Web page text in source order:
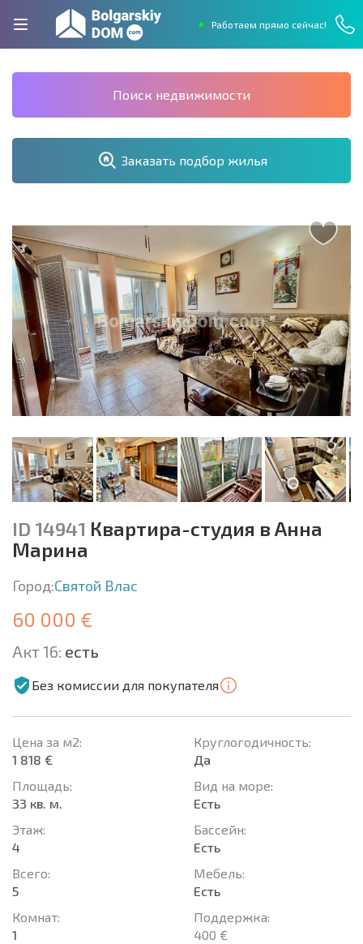
Работаем прямо сейчас!
Поиск недвижимости
Заказать подбор жилья
ID 14941 Квартира-студия в Анна
Марина
Город:Святой Влас
60 000 €
Акт 16: есть
Без комиссии для покупателя
Цена за м2:
1 818 €
Площадь:
33 кв. м.
Этаж:
4
Всего:
5
Комнат:
1
Круглогодичность:
Да
Вид на море:
Есть
Басcейн:
Есть
Мебель:
Есть
Поддержка:
400 €